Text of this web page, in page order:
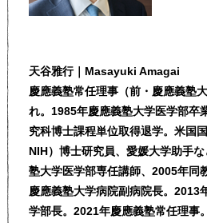
天谷雅行｜Masayuki Amagai
慶應義塾常任理事（前・慶應義塾
れ。1985年慶應義塾大学医学部卒
究科博士課程単位取得退学。米国
NIH）博士研究員、愛媛大学助手
塾大学医学部専任講師、2005年同
慶應義塾大学病院副病院長。2013
学部長。2021年慶應義塾常任理事